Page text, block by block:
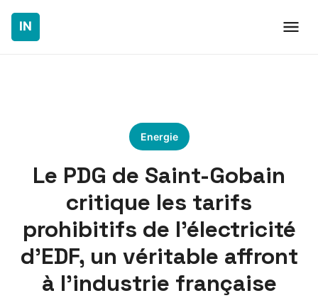
Energie
Le PDG de Saint-Gobain
critique les tarifs
prohibitifs de l’électricité
d’EDF, un véritable affront
à l’industrie française